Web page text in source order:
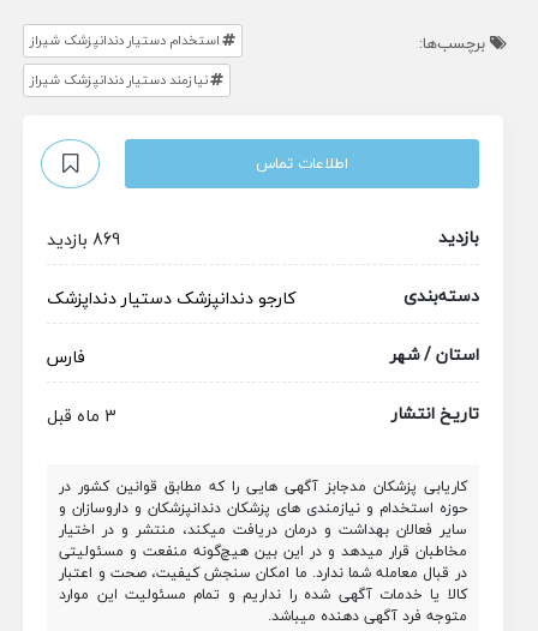
برچسب‌ها:
استخدام دستیار دندانپزشک شیراز
نیازمند دستیار دندانپزشک شیراز
اطلاعات تماس
بازدید
869 بازدید
دسته‌بندی
کارجودندانپزشک دستیار دنداپزشک
استان / شهر
فارس
تاریخ انتشار
3 ماه قبل
کاریابی پزشکان مدجابز آگهی هایی را که مطابق قوانین کشور در
حوزه استخدام و نیازمندی های پزشکان دندانپزشکان و داروسازان و
سایر فعالان بهداشت و درمان دریافت میکند، منتشر و در اختیار
مخاطبان قرار میدهد و در این بین هیچ‌گونه منفعت و مسئولیتی
در قبال معامله شما ندارد. ما امکان سنجش کیفیت، صحت و اعتبار
کالا یا خدمات آگهی شده را نداریم و تمام مسئولیت این موارد
متوجه فرد آگهی دهنده میباشد.